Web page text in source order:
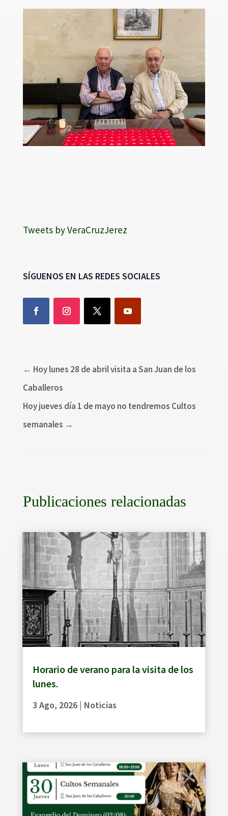
Tweets by VeraCruzJerez
SÍGUENOS EN LAS REDES SOCIALES
← Hoy lunes 28 de abril visita a San Juan de los
Caballeros
Hoy jueves día 1 de mayo no tendremos Cultos
semanales →
Publicaciones relacionadas
Horario de verano para la visita de los
lunes.
3 Ago, 2026| Noticias